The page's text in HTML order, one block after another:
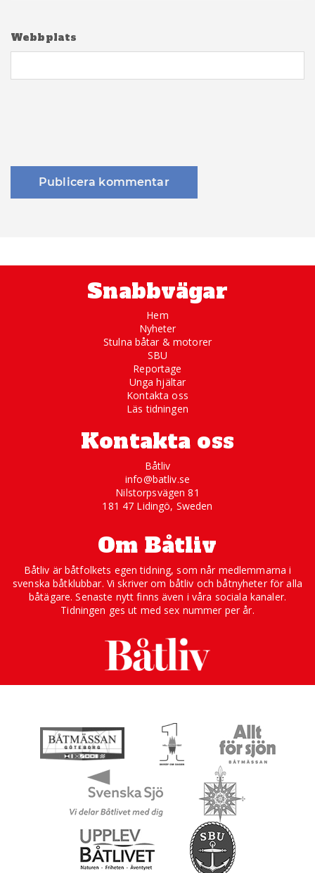
Webbplats
Snabbvägar
Hem
Nyheter
Stulna båtar & motorer
SBU
Reportage
Unga hjältar
Kontakta oss
Läs tidningen
Kontakta oss
Båtliv
info@batliv.se
Nilstorpsvägen 81
181 47 Lidingö, Sweden
Om Båtliv
Båtliv är båtfolkets egen tidning, som når medlemmarna i
svenska båtklubbar. Vi skriver om båtliv och båtnyheter för alla
båtägare. Senaste nytt finns även i våra sociala kanaler.
Tidningen ges ut med sex nummer per år.